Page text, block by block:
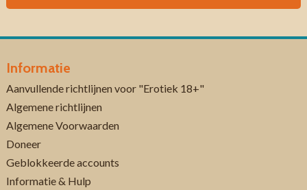
Informatie
Aanvullende richtlijnen voor "Erotiek 18+"
Algemene richtlijnen
Algemene Voorwaarden
Doneer
Geblokkeerde accounts
Informatie & Hulp